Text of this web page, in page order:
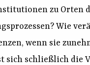
zu Orten
Wie
wenn sie
sich schließlich die